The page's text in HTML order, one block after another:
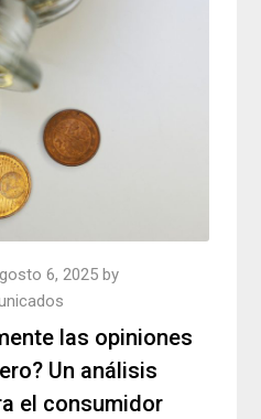
las opiniones
Un análisis
el consumidor
6, 2025by